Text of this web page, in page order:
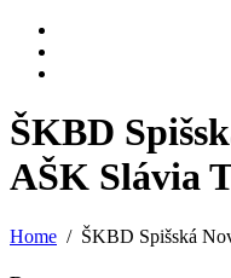
ŠKBD
AŠK Slávia
Home ŠKBD Spišská